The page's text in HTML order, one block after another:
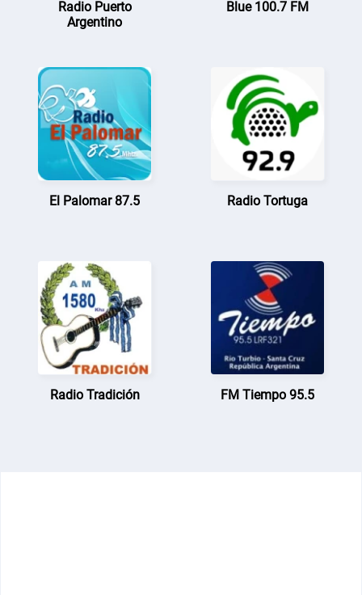
Radio Puerto
Argentino
Blue 100.7 FM
El Palomar 87.5 Radio Tortuga
Radio Tradición FM Tiempo 95.5